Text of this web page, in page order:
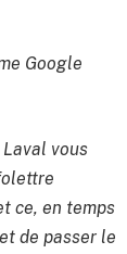
Google
vous
ce, en temps
de passer le